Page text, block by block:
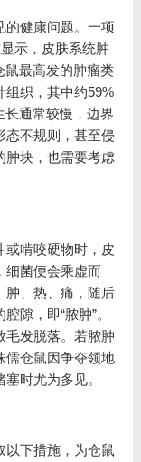
的健康问题。一项
示，皮肤系统肿
鼠最高发的肿瘤类
组织，其中约59%
长通常较慢，边界
态不规则，甚至侵
肿块，也需要考虑
或啃咬硬物时，皮
细菌便会乘虚而
肿、热、痛，随后
隙，即“脓肿”。
毛发脱落。若脓肿
儒仓鼠因争夺领地
时尤为多见。
以下措施，为仓鼠